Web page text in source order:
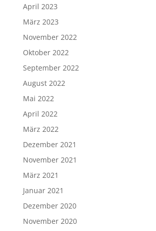
April 2023
März 2023
November 2022
Oktober 2022
September 2022
August 2022
Mai 2022
April 2022
März 2022
Dezember 2021
November 2021
März 2021
Januar 2021
Dezember 2020
November 2020